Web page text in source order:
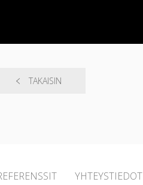
TAKAISIN
YHTEYSTIEDOT